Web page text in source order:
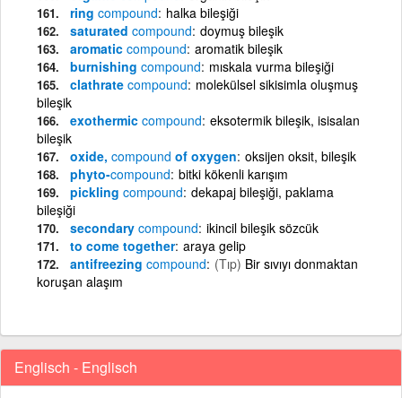
ring compound halka bileşiği
saturated compound doymuş bileşik
aromatic compound aromatik bileşik
burnishing compound mıskala vurma bileşiği
clathrate compound molekülsel sikisimla oluşmuş
bileşik
exothermic compound eksotermik bileşik, isisalan
bileşik
oxide, compound of oxygen oksijen oksit, bileşik
phyto-compound bitki kökenli karışım
pickling compound dekapaj bileşiği, paklama
bileşiği
secondary compound ikincil bileşik sözcük
to come together araya gelip
antifreezing compound (Tıp) Bir sıvıyı donmaktan
koruşan alaşım
Englisch - Englisch